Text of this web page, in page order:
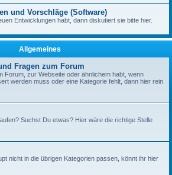
und Vorschläge (Software)
Entwicklungen habt, dann diskutiert sie bitte hier.
Allgemeines
Fragen zum Forum
Forum, zur Webseite oder ähnlichem habt, wenn
werden muss oder eine Kategorie fehlt, dann hier rein
Suchst Du etwas? Hier wäre die richtige Stelle
nicht in die übrigen Kategorien passen, könnt ihr hier